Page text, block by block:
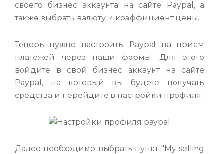
своего бизнес аккаунта на сайте Paypal, а
также выбрать валюту и коэффициент цены.
Теперь нужно настроить Paypal на прием
платежей через наши формы. Для этого
войдите в свой бизнес аккаунт на сайте
Paypal, на который вы будете получать
средства и перейдите в настройки профиля:
Далее необходимо выбрать пункт "My selling